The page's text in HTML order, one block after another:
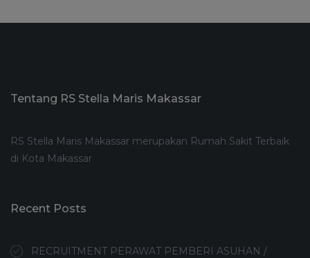
Tentang RS Stella Maris Makassar
RS Stella Maris Makassar merupakan Rumah Sakit Terbaik
di Kota Makassar
Recent Posts
RECRUITMENT PERAWAT PEMBERI ASUHAN /